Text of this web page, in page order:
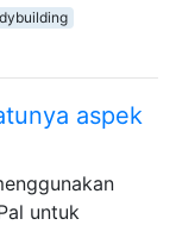
aspek
untuk